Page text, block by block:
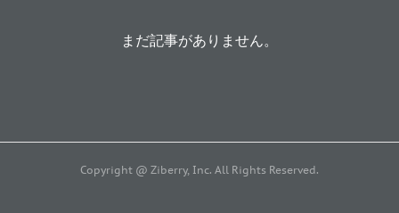
まだ記事がありません。
Copyright @ Ziberry, Inc. All Rights Reserved.